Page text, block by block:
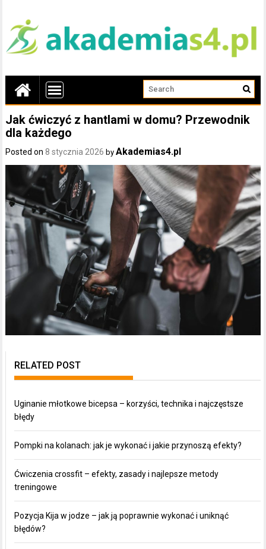
Jak ćwiczyć z hantlami w domu? Przewodnik
dla każdego
Posted on 8 stycznia 2026 byAkademias4.pl
RELATED POST
Uginanie młotkowe bicepsa – korzyści, technika i najczęstsze
błędy
Pompki na kolanach: jak je wykonać i jakie przynoszą efekty?
Ćwiczenia crossfit – efekty, zasady i najlepsze metody
treningowe
Pozycja Kija w jodze – jak ją poprawnie wykonać i uniknąć
błędów?